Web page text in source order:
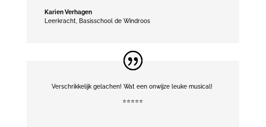
Karien Verhagen
Leerkracht
Basisschool de Windroos
Verschrikkelijk gelachen! Wat een onwijze leuke musical!
⭐️⭐️⭐️⭐️⭐️